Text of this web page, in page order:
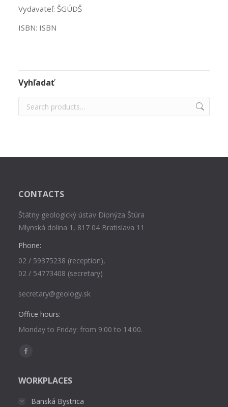
Vydavateľ: ŠGÚDŠ
ISBN: ISBN
Vyhľadať
CONTACTS
Štátny geologický ústav Dionýza Štúra
Mlynská dolina 1, 817 04 Bratislava 11
Phone:
02 / 59375238 (reception),
02 / 54773408 (secretary)
secretary@geology.sk
Office hours:
Monday to Friday: from 9:00 to 14:00.
Find us on:
Facebook
opens
WORKPLACES
Banská Bystrica